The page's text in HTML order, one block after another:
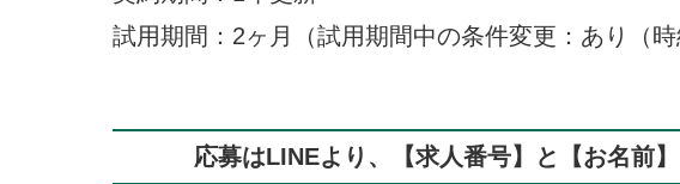
試用期間：2ヶ月（試用期間中の条件変更：あり（時
応募はLINEより、【求人番号】と【お名前